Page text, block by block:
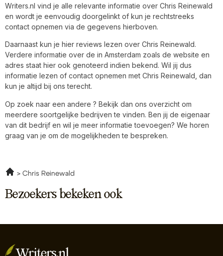
Writers.nl vind je alle relevante informatie over Chris Reinewald
en wordt je eenvoudig doorgelinkt of kun je rechtstreeks
contact opnemen via de gegevens hierboven.
Daarnaast kun je hier reviews lezen over Chris Reinewald.
Verdere informatie over de in Amsterdam zoals de website en
adres staat hier ook genoteerd indien bekend. Wil jij dus
informatie lezen of contact opnemen met Chris Reinewald, dan
kun je altijd bij ons terecht.
Op zoek naar een andere ? Bekijk dan ons overzicht om
meerdere soortgelijke bedrijven te vinden. Ben jij de eigenaar
van dit bedrijf en wil je meer informatie toevoegen? We horen
graag van je om de mogelijkheden te bespreken.
Chris Reinewald
Bezoekers bekeken ook